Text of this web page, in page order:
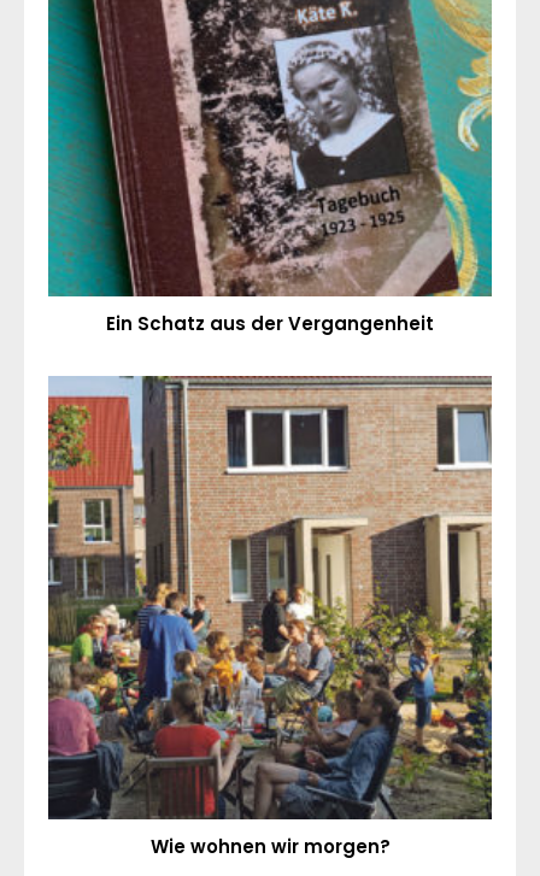
Ein Schatz aus der Vergangenheit
Wie wohnen wir morgen?